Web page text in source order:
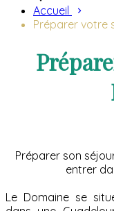
Accueil
Préparer votre
Préparer son
entrer
Le Domaine se